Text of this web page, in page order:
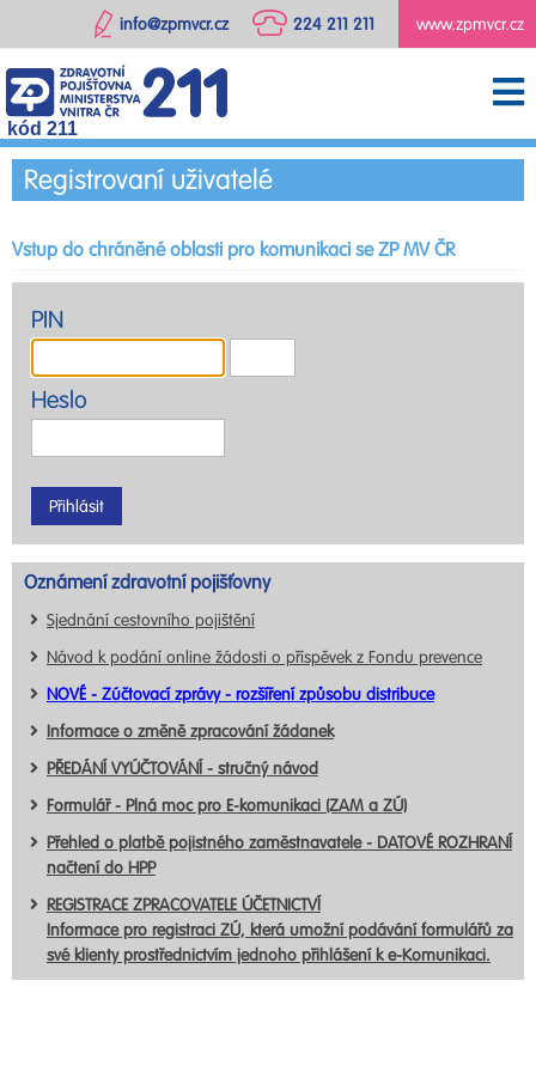
www.zpmvcr.cz
224 211 211
info@zpmvcr.cz
kód 211
Registrovaní uživatelé
Vstup do chráněné oblasti pro komunikaci se ZP MV ČR
PIN
Heslo
Oznámení zdravotní pojišťovny
Sjednání cestovního pojištění
Návod k podání online žádosti o příspěvek z Fondu prevence
NOVÉ - Zúčtovací zprávy - rozšíření způsobu distribuce
Informace o změně zpracování žádanek
PŘEDÁNÍ VYÚČTOVÁNÍ - stručný návod
Formulář - Plná moc pro E-komunikaci (ZAM a ZÚ)
Přehled o platbě pojistného zaměstnavatele - DATOVÉ ROZHRANÍ
načtení do HPP
REGISTRACE ZPRACOVATELE ÚČETNICTVÍ
Informace pro registraci ZÚ, která umožní podávání formulářů za
své klienty prostřednictvím jednoho přihlášení k e-Komunikaci.